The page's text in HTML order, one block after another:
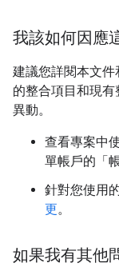
我該如何因應
建議您詳閱本文件
的整合項目和現
異動。
查看專案中
單帳戶的「
針對您使用
更。
如果我有其他